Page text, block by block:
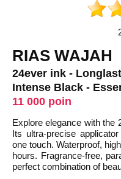
RIAS WAJAH
24ever ink -
Intense Black -
11 000 poin
Explore elegance with the
Its ultra-precise
one touch. Waterproof,
hours. Fragrance-free,
perfect combination of